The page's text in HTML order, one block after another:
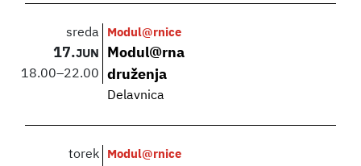
sreda
17.JUN
18.00–22.00
Modul@rnice
Modul@rna
druženja
Delavnica
torek Modul@rnice